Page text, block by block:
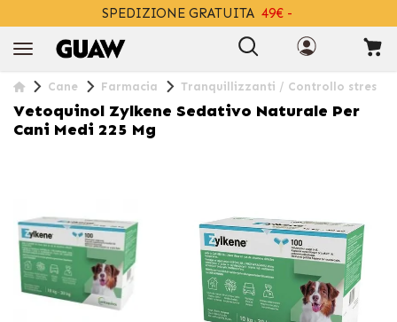
SPEDIZIONE GRATUITA 49€ -
Cane Farmacia Tranquillizzanti / Controllo stres
Vetoquinol Zylkene Sedativo Naturale Per
Cani Medi 225 Mg